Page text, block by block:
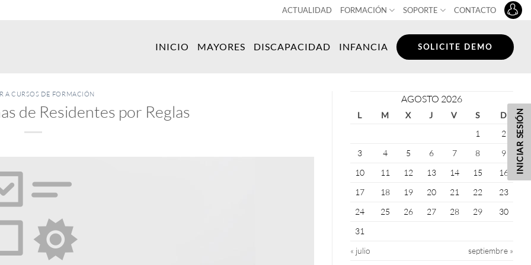
ACTUALIDAD FORMACIÓN SOPORTE CONTACTO
INICIO MAYORES DISCAPACIDAD INFANCIA SOLICITE DEMO
A CURSOS DE FORMACIÓN
de Residentes por Reglas
AGOSTO 2026
L M X J V S
D
1
2
3
4 5 6 7 8
9
10
11 12 13 14 15
16
17
18 19 20 21 22
23
24
25 26 27 28 29
30
31
« julio
septiembre »
INICIAR SESIÓN